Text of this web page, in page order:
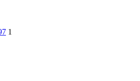
1